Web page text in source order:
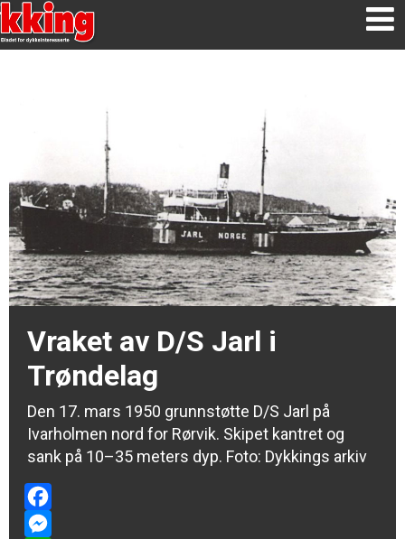
Vraket av D/S Jarl i
Trøndelag
Den 17. mars 1950 grunnstøtte D/S Jarl på
Ivarholmen nord for Rørvik. Skipet kantret og
sank på 10–35 meters dyp. Foto: Dykkings arkiv
Facebook